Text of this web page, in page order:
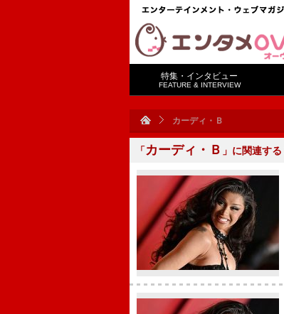
特集・インタビュー
FEATURE & INTERVIEW
カーディ・Ｂ
「カーディ・Ｂ 」に関連する